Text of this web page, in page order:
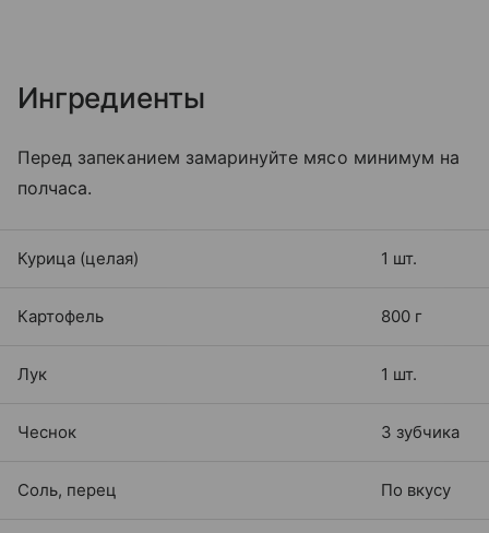
Ингредиенты
Перед запеканием замаринуйте мясо минимум на
полчаса.
Курица (целая) 1 шт.
Картофель 800 г
Лук 1 шт.
Чеснок 3 зубчика
Соль, перец По вкусу